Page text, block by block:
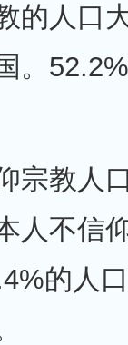
的人口
。
宗教人
人不信
的人